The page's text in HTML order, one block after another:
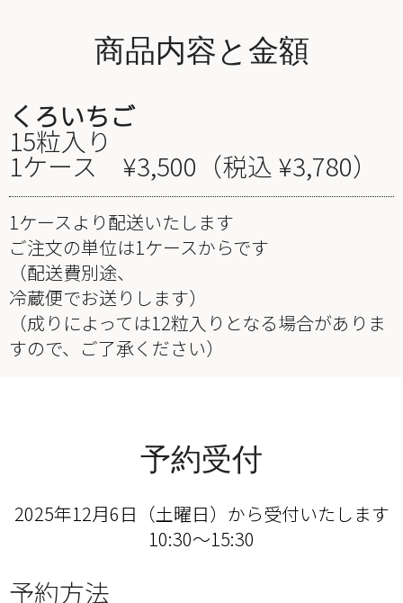
商品内容と金額
くろいちご
15粒入り
1ケース ¥3,500（税込 ¥3,780）
1ケースより配送いたします
ご注文の単位は1ケースからです
（配送費別途、
冷蔵便でお送りします）
（成りによっては12粒入りとなる場合がありま
すので、ご了承ください）
予約受付
2025年12月6日（土曜日）から受付いたします
10:30〜15:30
予約方法